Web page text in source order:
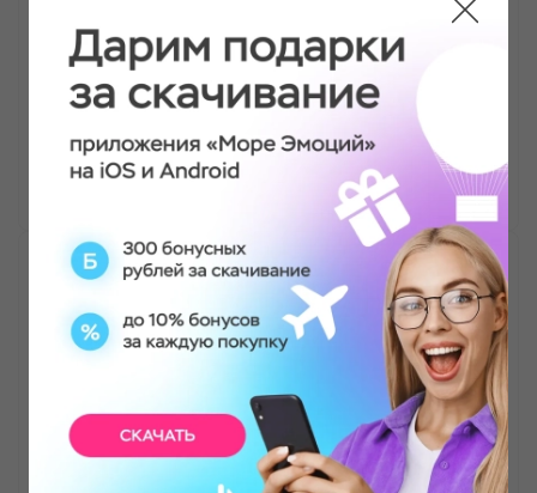
Очень дружелюбно нас встретили и обо всем
рассказали. Можно порисовать и побить
тарелки, и даже полежать в гробу. Рекомендую
посетить для выброса эмоций и расслабления!
Интерактивная экскурсия в Дом Эмоций в
группе
Всем советую посетить это место❤️
действительно помогает познать эмоции и
разгрузиться) Не проходите мимо, может быть
это то то вам нужно сейчас ❤